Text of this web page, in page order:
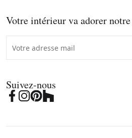
Votre intérieur va adorer
Suivez-nous